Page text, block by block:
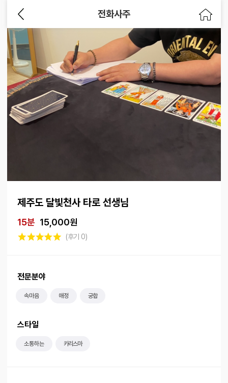
전화사주
제주도 달빛천사 타로 선생님
15분 15,000원
(후기 0)
전문분야
속마음 애정 궁합
스타일
소통하는 카리스마